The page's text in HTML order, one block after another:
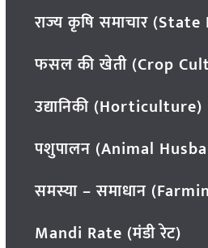
राज्य कृषि समाचार
फसल की खेती (Crop
उद्यानिकी (Horticulture)
पशुपालन (Animal
समस्या – समाधान
Mandi Rate (मंडी रेट)